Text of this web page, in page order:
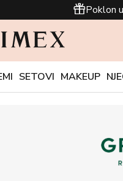
Poklon
SETOVI MAKEUP